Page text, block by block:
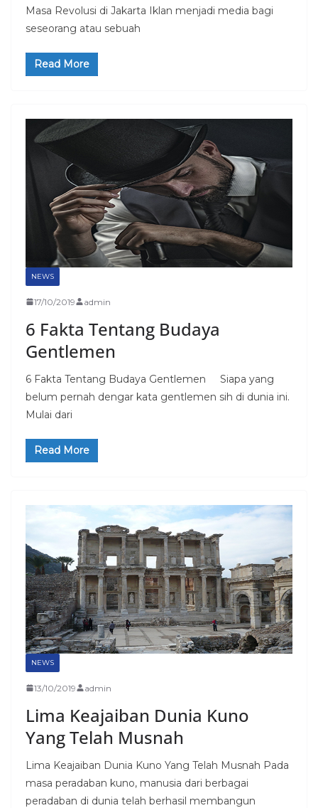
Masa Revolusi di Jakarta Iklan menjadi media bagi
seseorang atau sebuah
Read More
NEWS
17/10/2019 admin
6 Fakta Tentang Budaya
Gentlemen
6 Fakta Tentang Budaya Gentlemen Siapa yang
belum pernah dengar kata gentlemen sih di dunia ini.
Mulai dari
Read More
NEWS
13/10/2019 admin
Lima Keajaiban Dunia Kuno
Yang Telah Musnah
Lima Keajaiban Dunia Kuno Yang Telah Musnah Pada
masa peradaban kuno, manusia dari berbagai
peradaban di dunia telah berhasil membangun